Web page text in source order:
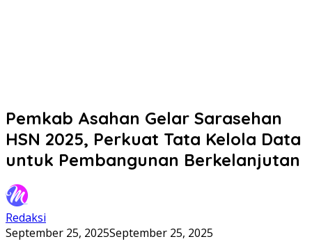
Pemkab Asahan Gelar Sarasehan
HSN 2025, Perkuat Tata Kelola Data
untuk Pembangunan Berkelanjutan
Redaksi
September 25, 2025September 25, 2025